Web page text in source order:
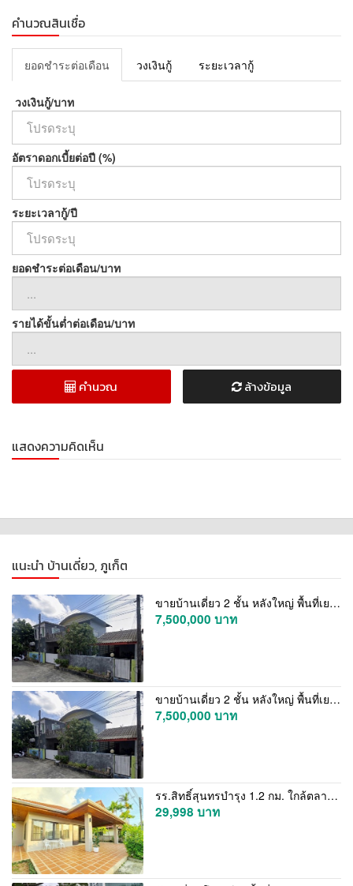
- 1 bedroom
- 1 bathroom
- 1 living room
- 1 kitchen
- Peaceful, private, and pleasant atmosphere
Free of charge
Free!! Wi-Fi
Free!! Water bill
Free!! House cleaning once per month
***No pets allowed***
Location :
Moo 5, Rawai Subdistrict, Mueang Phuket District, Phuket 83130
Nearby Places
• Animal hospital
• Rawai Beach – 8 minutes
• Promthep Cape, Ya Nui Beach, Nai Harn Beach
• Market Village, HomePro Phuket Chalong
• Chalong Hospital
(1-year contract)
For more information or to schedule a viewing, please contact:
0922497834 (Khun Khamin)
Line ID : nongyok34
คำนวณสินเชื่อ
ยอดชำระต่อเดือน วงเงินกู้ ระยะเวลากู้
วงเงินกู้/บาท
อัตราดอกเบี้ยต่อปี (%)
ระยะเวลากู้/ปี
ยอดชำระต่อเดือน/บาท
รายได้ขั้นต่ำต่อเดือน/บาท
คำนวณ ล้างข้อมูล
แสดงความคิดเห็น
แนะนำ บ้านเดี่ยว, ภูเก็ต
ขายบ้านเดี่ยว 2 ชั้น หลังใหญ่ พื้นที่เยอะ หมู่บ้านโฮปแลนด์ กะทู้ ภูเก็ต 83 ตารางวา (พื้นที่ใช้สอยเยอะมาก)
7,500,000 บาท
ขายบ้านเดี่ยว 2 ชั้น หลังใหญ่ พื้นที่เยอะ หมู่บ้านโฮปแลนด์ กะทู้ ภูเก็ต
7,500,000 บาท
รร.สิทธิ์สุนทรบำรุง 1.2 กม. ใกล้ตลาดสดป่าคลอก 700 ม. 56ตร.ว. ป่าคลอก ถลาง ภูเก็ต 7-11หน้าหมู่บ้าน บ้านเดี่ยวชั้นเดียว 2 นอน 2 น้ำ
29,998 บาท